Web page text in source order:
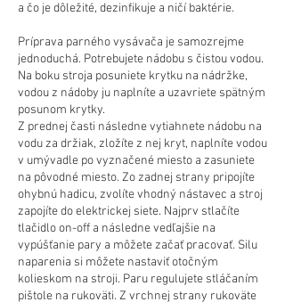
a čo je dôležité, dezinfikuje a ničí baktérie.
Príprava parného vysávača je samozrejme
jednoduchá. Potrebujete nádobu s čistou vodou.
Na boku stroja posuniete krytku na nádržke,
vodou z nádoby ju naplníte a uzavriete spätným
posunom krytky.
Z prednej časti následne vytiahnete nádobu na
vodu za držiak, zložíte z nej kryt, naplníte vodou
v umývadle po vyznačené miesto a zasuniete
na pôvodné miesto. Zo zadnej strany pripojíte
ohybnú hadicu, zvolíte vhodný nástavec a stroj
zapojíte do elektrickej siete. Najprv stlačíte
tlačidlo on-off a následne vedľajšie na
vypúšťanie pary a môžete začať pracovať. Silu
naparenia si môžete nastaviť otočným
kolieskom na stroji. Paru regulujete stláčaním
pištole na rukoväti. Z vrchnej strany rukoväte